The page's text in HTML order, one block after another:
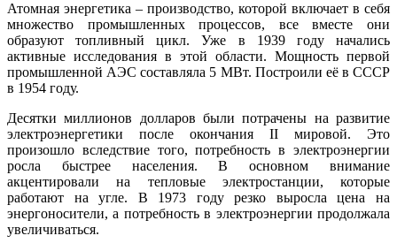
Атомная энергетика – производство, которой включает в себя
множество промышленных процессов, все вместе они
образуют топливный цикл. Уже в 1939 году начались
активные исследования в этой области. Мощность первой
промышленной АЭС составляла 5 МВт. Построили её в СССР
в 1954 году.
Десятки миллионов долларов были потрачены на развитие
электроэнергетики после окончания II мировой. Это
произошло вследствие того, потребность в электроэнергии
росла быстрее населения. В основном внимание
акцентировали на тепловые электростанции, которые
работают на угле. В 1973 году резко выросла цена на
энергоносители, а потребность в электроэнергии продолжала
увеличиваться.